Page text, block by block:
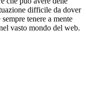
difficile da dover
tenere a mente
vasto mondo del web.